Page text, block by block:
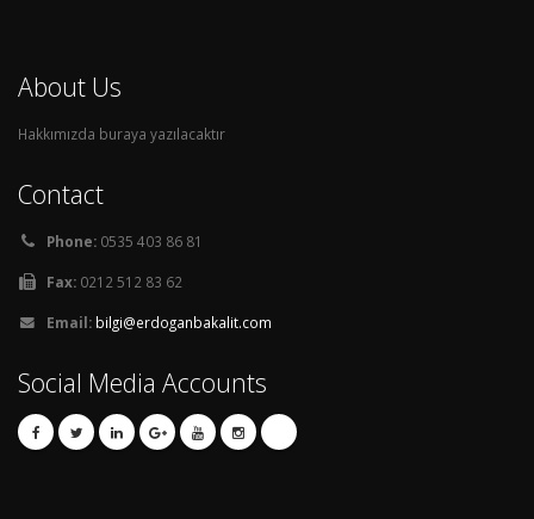
About Us
Hakkımızda buraya yazılacaktır
Contact
Phone: 0535 403 86 81
Fax: 0212 512 83 62
Email: bilgi@erdoganbakalit.com
Social Media Accounts